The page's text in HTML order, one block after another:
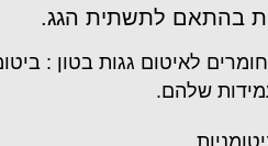
בהתאם לתשתית הגג.
לאיטום גגות בטון :
שלהם.